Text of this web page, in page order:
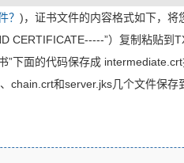
？)，证书文件的内容格式如下，将
CERTIFICATE-----”）复制粘贴到
”下面的代码保存成
chain.crt和server.jks几个文件保存